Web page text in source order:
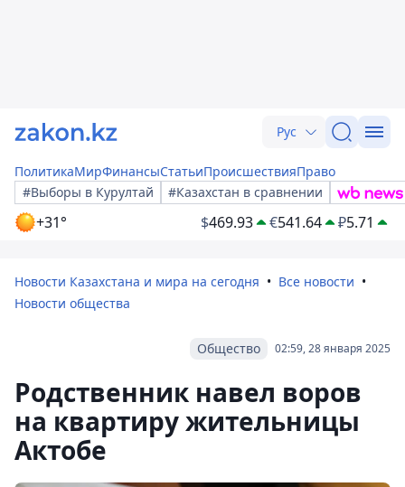
Рус
ПолитикаМирФинансыСтатьиПроисшествияПраво
#Выборы в Курултай
#Казахстан в сравнении
+31° $469.93 €541.64 ₽5.71
Новости Казахстана и мира на сегодня
Все новости
Новости общества
02:59, 28 января 2025
Общество
Родственник навел воров
на квартиру жительницы
Актобе